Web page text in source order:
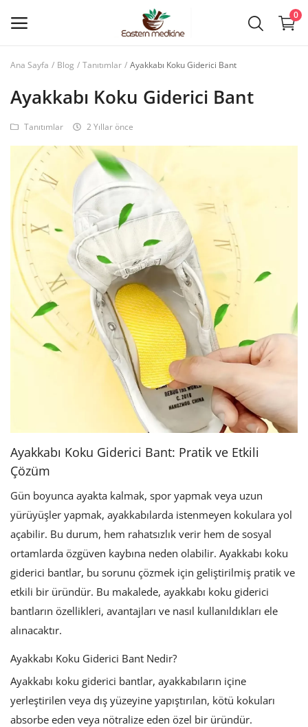
0
Eczacı
Girişi
Ana menü
Kategoriler
Ana Sayfa
Favoriler
İletişim
Makaleler
Giriş yap
Ana Sayfa Blog Tanıtımlar Ayakkabı Koku Giderici Bant
Ayakkabı Koku Giderici Bant
Tanıtımlar 2 Yıllar önce
Ayakkabı Koku Giderici Bant: Pratik ve Etkili
Çözüm
Gün boyunca ayakta kalmak, spor yapmak veya uzun
yürüyüşler yapmak, ayakkabılarda istenmeyen kokulara yol
açabilir. Bu durum, hem rahatsızlık verir hem de sosyal
ortamlarda özgüven kaybına neden olabilir. Ayakkabı koku
giderici bantlar, bu sorunu çözmek için geliştirilmiş pratik ve
etkili bir üründür. Bu makalede, ayakkabı koku giderici
bantların özellikleri, avantajları ve nasıl kullanıldıkları ele
alınacaktır.
Ayakkabı Koku Giderici Bant Nedir?
Ayakkabı koku giderici bantlar, ayakkabıların içine
yerleştirilen veya dış yüzeyine yapıştırılan, kötü kokuları
absorbe eden veya nötralize eden özel bir üründür.